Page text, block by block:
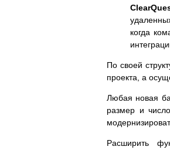
когда
По своей
проекта, а
Любая новая
размер и
Расширить